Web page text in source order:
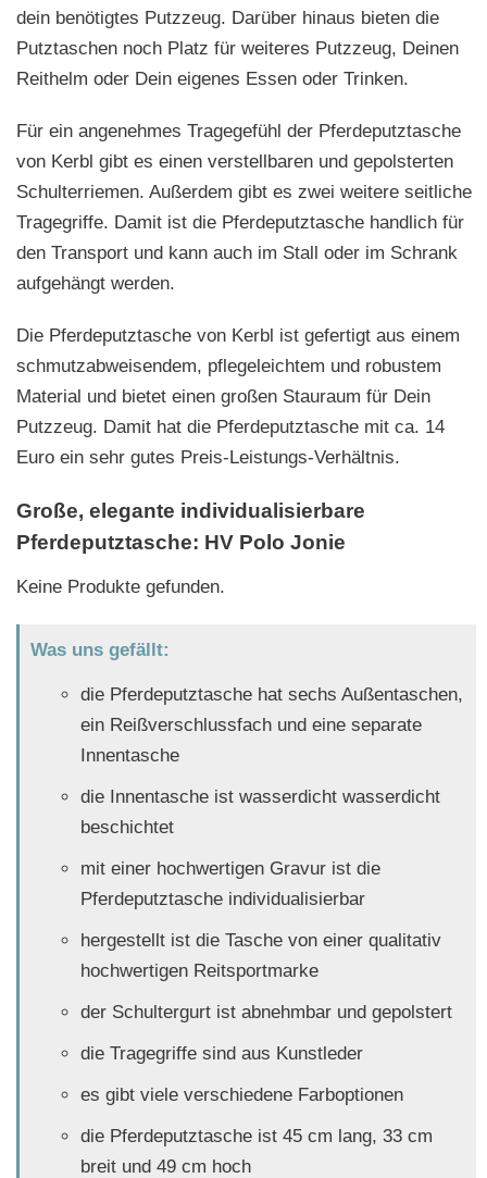
dein benötigtes Putzzeug. Darüber hinaus bieten die
Putztaschen noch Platz für weiteres Putzzeug, Deinen
Reithelm oder Dein eigenes Essen oder Trinken.
Für ein angenehmes Tragegefühl der Pferdeputztasche
von Kerbl gibt es einen verstellbaren und gepolsterten
Schulterriemen. Außerdem gibt es zwei weitere seitliche
Tragegriffe. Damit ist die Pferdeputztasche handlich für
den Transport und kann auch im Stall oder im Schrank
aufgehängt werden.
Die Pferdeputztasche von Kerbl ist gefertigt aus einem
schmutzabweisendem, pflegeleichtem und robustem
Material und bietet einen großen Stauraum für Dein
Putzzeug. Damit hat die Pferdeputztasche mit ca. 14
Euro ein sehr gutes Preis-Leistungs-Verhältnis.
Große, elegante individualisierbare
Pferdeputztasche: HV Polo Jonie
Keine Produkte gefunden.
Was uns gefällt:
die Pferdeputztasche hat sechs Außentaschen,
ein Reißverschlussfach und eine separate
Innentasche
die Innentasche ist wasserdicht wasserdicht
beschichtet
mit einer hochwertigen Gravur ist die
Pferdeputztasche individualisierbar
hergestellt ist die Tasche von einer qualitativ
hochwertigen Reitsportmarke
der Schultergurt ist abnehmbar und gepolstert
die Tragegriffe sind aus Kunstleder
es gibt viele verschiedene Farboptionen
die Pferdeputztasche ist 45 cm lang, 33 cm
breit und 49 cm hoch